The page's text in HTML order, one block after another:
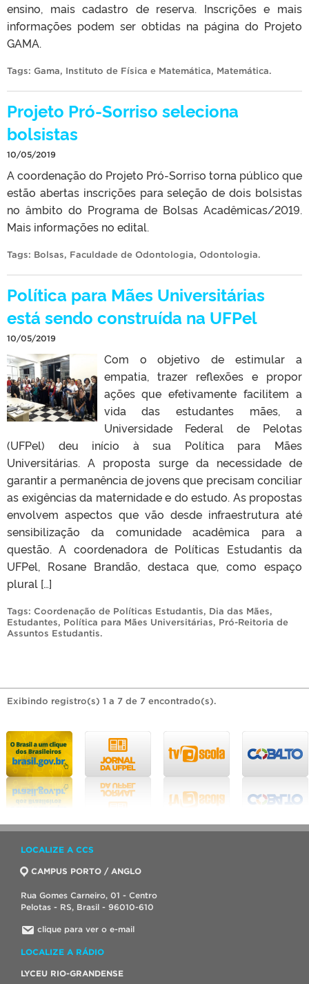
ensino, mais cadastro de reserva. Inscrições e mais
informações podem ser obtidas na página do Projeto
GAMA.
Tags: Gama, Instituto de Física e Matemática, Matemática.
Projeto Pró-Sorriso seleciona
bolsistas
10/05/2019
A coordenação do Projeto Pró-Sorriso torna público que
estão abertas inscrições para seleção de dois bolsistas
no âmbito do Programa de Bolsas Acadêmicas/2019.
Mais informações no edital.
Tags: Bolsas, Faculdade de Odontologia, Odontologia.
Política para Mães Universitárias
está sendo construída na UFPel
10/05/2019
Com o objetivo de estimular a
empatia, trazer reflexões e propor
ações que efetivamente facilitem a
vida das estudantes mães, a
Universidade Federal de Pelotas
(UFPel) deu início à sua Política para Mães
Universitárias. A proposta surge da necessidade de
garantir a permanência de jovens que precisam conciliar
as exigências da maternidade e do estudo. As propostas
envolvem aspectos que vão desde infraestrutura até
sensibilização da comunidade acadêmica para a
questão. A coordenadora de Políticas Estudantis da
UFPel, Rosane Brandão, destaca que, como espaço
plural […]
Tags: Coordenação de Políticas Estudantis, Dia das Mães,
Estudantes, Política para Mães Universitárias, Pró-Reitoria de
Assuntos Estudantis.
Exibindo registro(s) 1 a 7 de 7 encontrado(s).
LOCALIZE A CCS
CAMPUS PORTO / ANGLO
Rua Gomes Carneiro, 01 - Centro
Pelotas - RS, Brasil - 96010-610
clique para ver o e-mail
LOCALIZE A RÁDIO
LYCEU RIO-GRANDENSE